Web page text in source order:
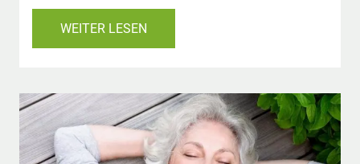
WEITER LESEN